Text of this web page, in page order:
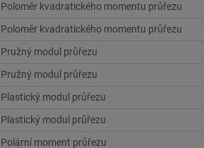
Poloměr kvadratického momentu průřezu
Poloměr kvadratického momentu průřezu
Pružný modul průřezu
Pružný modul průřezu
Plastický modul průřezu
Plastický modul průřezu
Polární moment průřezu